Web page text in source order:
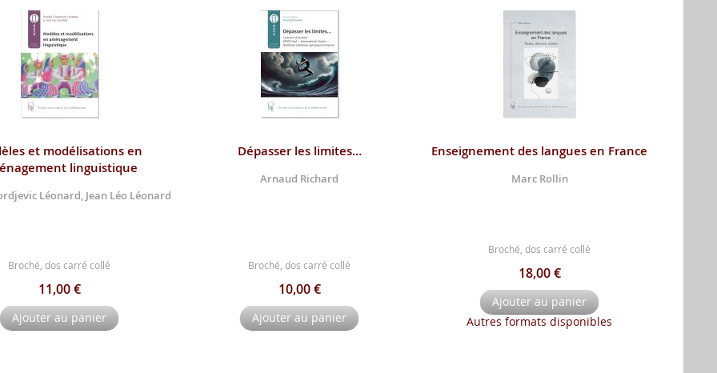
et modélisations en
linguistique
Léonard, Jean Léo Léonard
Broché, dos carré collé
11,00 €
Ajouter au panier
Dépasser les limites…
Arnaud Richard
Broché, dos carré collé
10,00 €
Ajouter au panier
Enseignement des langues en France
Marc Rollin
Broché, dos carré collé
18,00 €
Ajouter au panier
Autres formats disponibles